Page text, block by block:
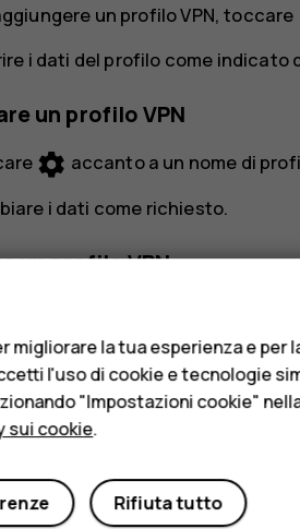
un profilo VPN, toccare
i dati del profilo come indicato
un profilo VPN
settings accanto a un nome di
i dati come richiesto.
un profilo VPN
RIMUOVI VPN.
la tua esperienza e per
l'uso di cookie e tecnologie
"Impostazioni cookie"
sui cookie.
Rifiuta tutto